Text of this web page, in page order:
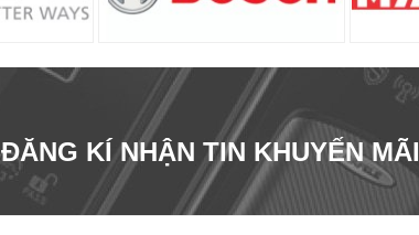
ĐĂNG KÍ NHẬN TIN KHUYẾN MÃI